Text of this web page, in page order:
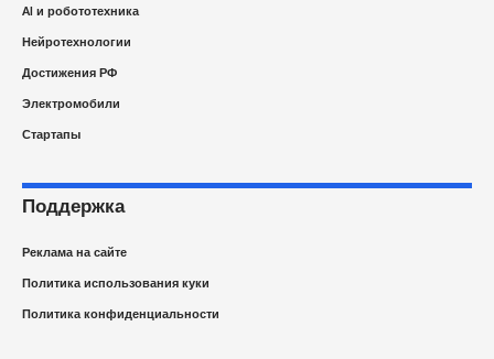
AI и робототехника
Нейротехнологии
Достижения РФ
Электромобили
Стартапы
Поддержка
Реклама на сайте
Политика использования куки
Политика конфиденциальности